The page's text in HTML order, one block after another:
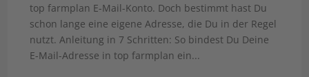
top farmplan E-Mail-Konto. Doch bestimmt hast Du
schon lange eine eigene Adresse, die Du in der Regel
nutzt. Anleitung in 7 Schritten: So bindest Du Deine
E-Mail-Adresse in top farmplan ein...